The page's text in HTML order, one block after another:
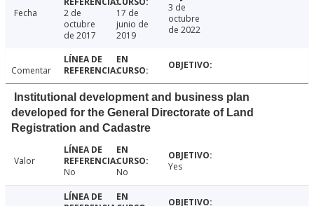
Fecha
2 de
octubre
de 2017
17 de
junio de
2019
3 de
octubre
de 2022
Comentar
Institutional development and business plan
developed for the General Directorate of Land
Registration and Cadastre
Valor
No
No Yes